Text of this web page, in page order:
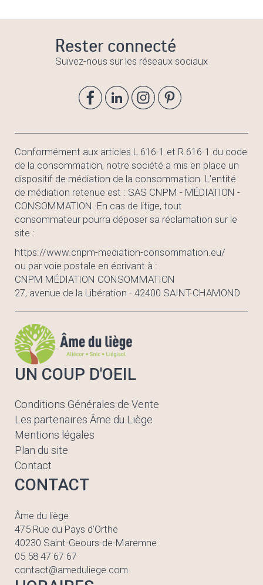
Rester connecté
Suivez-nous sur les réseaux sociaux
Conformément aux articles L.616-1 et R.616-1 du code
de la consommation, notre société a mis en place un
dispositif de médiation de la consommation. L'entité
de médiation retenue est : SAS CNPM - MÉDIATION -
CONSOMMATION. En cas de litige, tout
consommateur pourra déposer sa réclamation sur le
site :
https://www.cnpm-mediation-consommation.eu/
ou par voie postale en écrivant à :
CNPM MÉDIATION CONSOMMATION
27, avenue de la Libération - 42400 SAINT-CHAMOND
UN COUP D'OEIL
Conditions Générales de Vente
Les partenaires Âme du Liège
Mentions légales
Plan du site
Contact
CONTACT
Âme du liège
475 Rue du Pays d'Orthe
40230 Saint-Geours-de-Maremne
05 58 47 67 67
contact@ameduliege.com